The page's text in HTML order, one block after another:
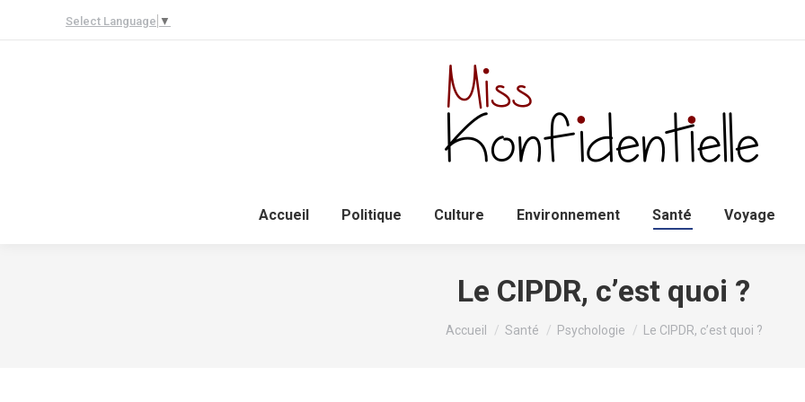
Select Language ▼
Accueil
Politique Culture Environnement Santé Voyage
Le CIPDR, c’est quoi ?
Vous êtes ici :
Accueil Santé Psychologie Le CIPDR, c’est quoi ?